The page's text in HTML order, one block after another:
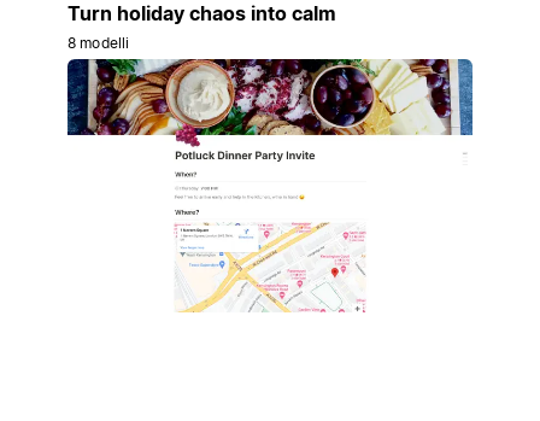
Turn holiday chaos into calm
8 modelli